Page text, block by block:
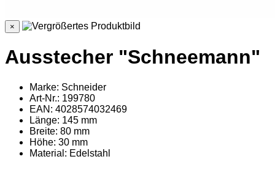
×
Ausstecher "Schneemann"
Marke: Schneider
Art-Nr.: 199780
EAN: 4028574032469
Länge: 145 mm
Breite: 80 mm
Höhe: 30 mm
Material : Edelstahl